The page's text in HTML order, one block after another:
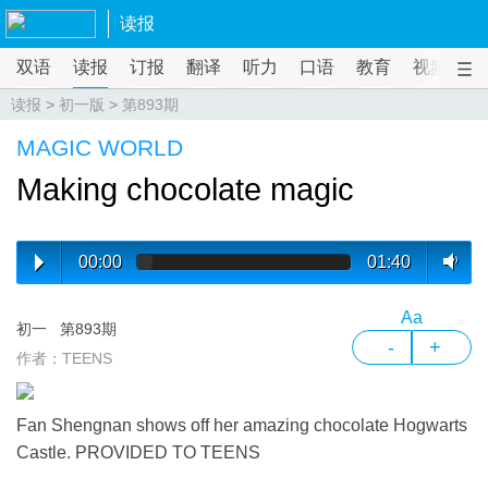
读报
双语 读报 订报 翻译 听力 口语 教育 视频
读报 > 初一版 > 第893期
MAGIC WORLD
Making chocolate magic
00:00 01:40
初一
第893期
作者：TEENS
Aa
- +
Fan Shengnan shows off her amazing chocolate Hogwarts
Castle. PROVIDED TO TEENS